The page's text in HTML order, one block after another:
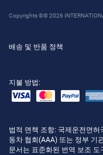
Copyrights ©© 2026
배송 및 반품 정책
지불 방법:
법적 면책 조항: 국제운전면허
동차 협회(AAA) 또는 정부 기
문서는 표준화된 번역 보조